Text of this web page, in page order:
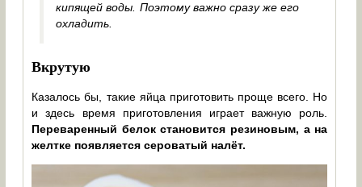
кипящей воды. Поэтому важно сразу же его
охладить.
Вкрутую
Казалось бы, такие яйца приготовить проще всего. Но
и здесь время приготовления играет важную роль.
Переваренный белок становится резиновым, а на
желтке появляется сероватый налёт.